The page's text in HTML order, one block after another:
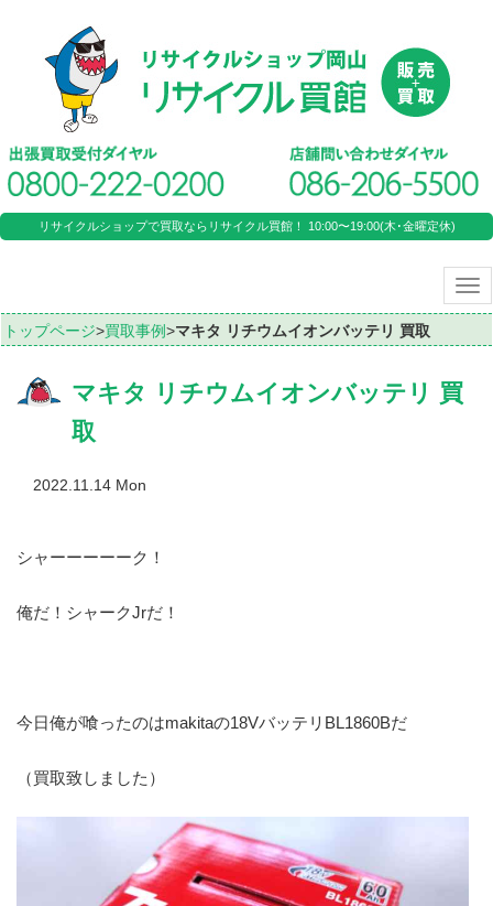
リサイクルショップで買取ならリサイクル買館！ 10:00〜19:00(木･金曜定休)
トップページ>買取事例>マキタ リチウムイオンバッテリ 買取
マキタ リチウムイオンバッテリ 買
取
2022.11.14 Mon
シャーーーーーク！
俺だ！シャークJrだ！
今日俺が喰ったのはmakitaの18VバッテリBL1860Bだ
（買取致しました）